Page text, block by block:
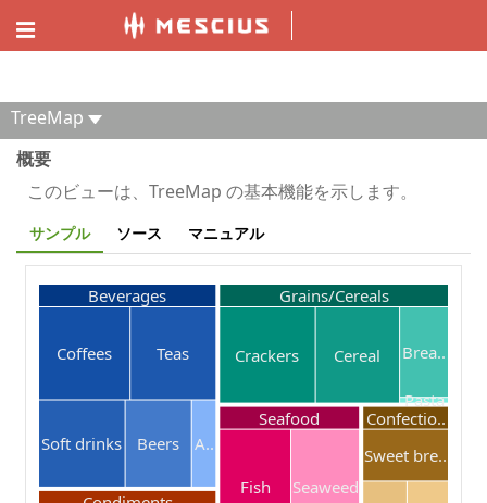
TreeMap
概要
このビューは、TreeMap の基本機能を示します。
サンプル ソース マニュアル
Coffees Teas
Soft drinks Beers A..
Beverages
Crackers Cereal Brea..
Pasta
Grains/Cereals
Fish Seaweed
Seafood
Sweet bre..
Confectio..